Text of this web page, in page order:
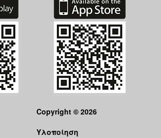
Copyright © 2026
Υλοποίηση